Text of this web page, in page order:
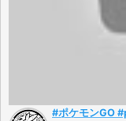
#ポケモンGO